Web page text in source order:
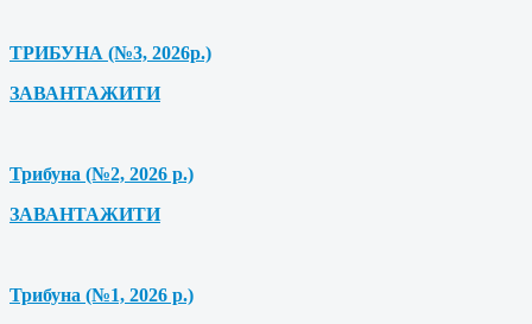
ТРИБУНА (№3, 2026р.)
ЗАВАНТАЖИТИ
Трибуна (№2, 2026 р.)
ЗАВАНТАЖИТИ
Трибуна (№1, 2026 р.)